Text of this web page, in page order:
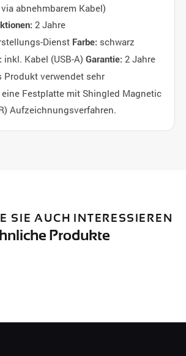
abnehmbarem Kabel)
2 Jahre
Dienst Farbe:schwarz
inkl. Kabel (USB-A) Garantie:2 Jahre
Produkt verwendet sehr
Festplatte mit Shingled Magnetic
Aufzeichnungsverfahren.
SIE AUCH INTERESSIEREN
Produkte